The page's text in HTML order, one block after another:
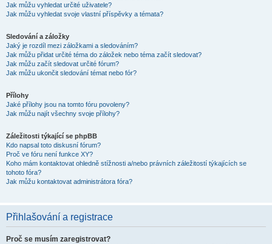
Jak můžu vyhledat určité uživatele?
Jak můžu vyhledat svoje vlastní příspěvky a témata?
Sledování a záložky
Jaký je rozdíl mezi záložkami a sledováním?
Jak můžu přidat určité téma do záložek nebo téma začít sledovat?
Jak můžu začít sledovat určité fórum?
Jak můžu ukončit sledování témat nebo fór?
Přílohy
Jaké přílohy jsou na tomto fóru povoleny?
Jak můžu najít všechny svoje přílohy?
Záležitosti týkající se phpBB
Kdo napsal toto diskusní fórum?
Proč ve fóru není funkce XY?
Koho mám kontaktovat ohledně stížnosti a/nebo právních záležitostí týkajících se
tohoto fóra?
Jak můžu kontaktovat administrátora fóra?
Přihlašování a registrace
Proč se musím zaregistrovat?